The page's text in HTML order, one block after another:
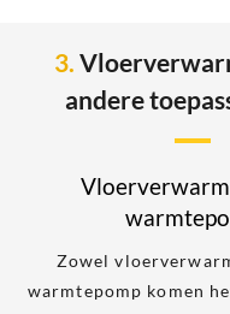
3.
andere
Zowel
warmtepomp komen